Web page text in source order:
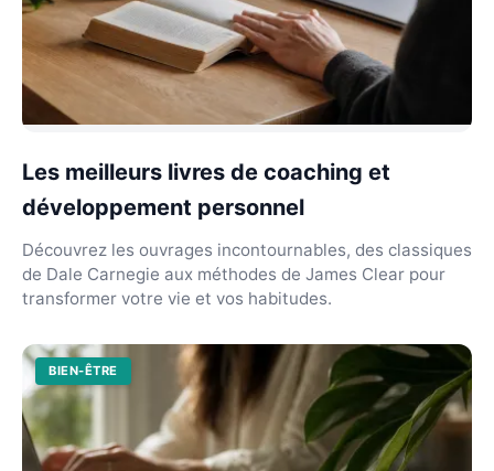
Les meilleurs livres de coaching et
développement personnel
Découvrez les ouvrages incontournables, des classiques
de Dale Carnegie aux méthodes de James Clear pour
transformer votre vie et vos habitudes.
BIEN-ÊTRE